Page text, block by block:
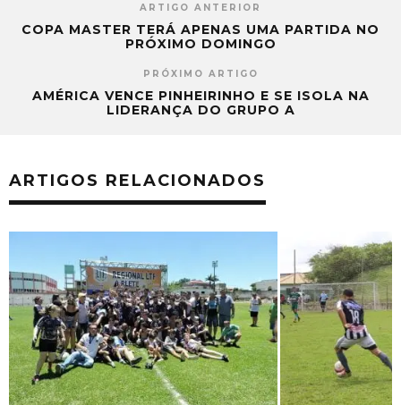
ARTIGO ANTERIOR
COPA MASTER TERÁ APENAS UMA PARTIDA NO
PRÓXIMO DOMINGO
PRÓXIMO ARTIGO
AMÉRICA VENCE PINHEIRINHO E SE ISOLA NA
LIDERANÇA DO GRUPO A
ARTIGOS RELACIONADOS